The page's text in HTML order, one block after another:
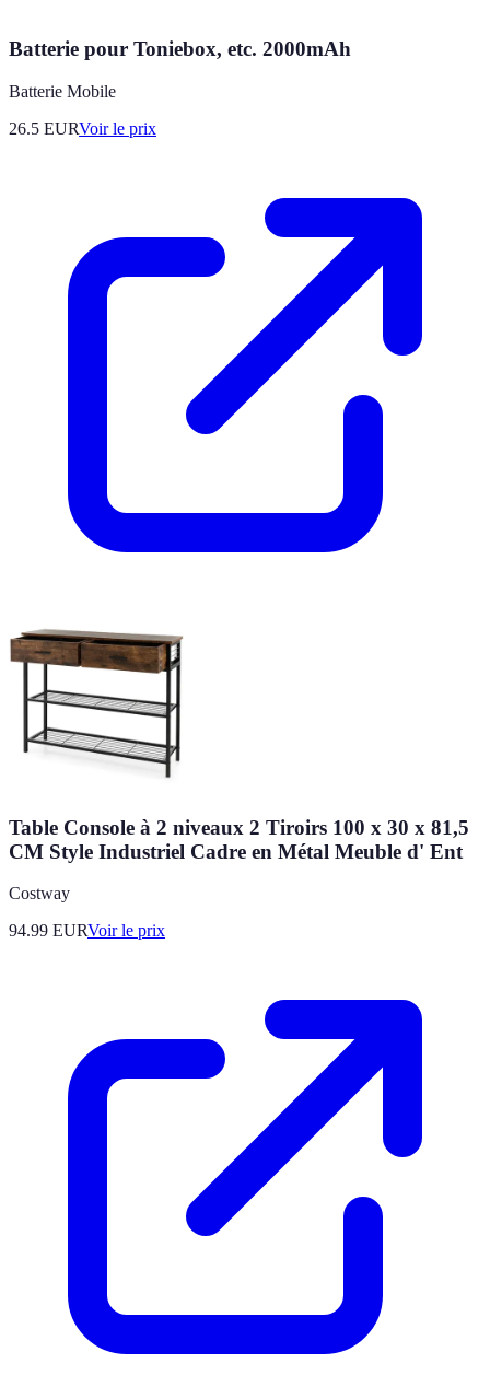
Batterie pour Toniebox, etc. 2000mAh
Batterie Mobile
26.5 EURVoir le prix
Table Console à 2 niveaux 2 Tiroirs 100 x 30 x 81,5
CM Style Industriel Cadre en Métal Meuble d' Ent
Costway
94.99 EURVoir le prix